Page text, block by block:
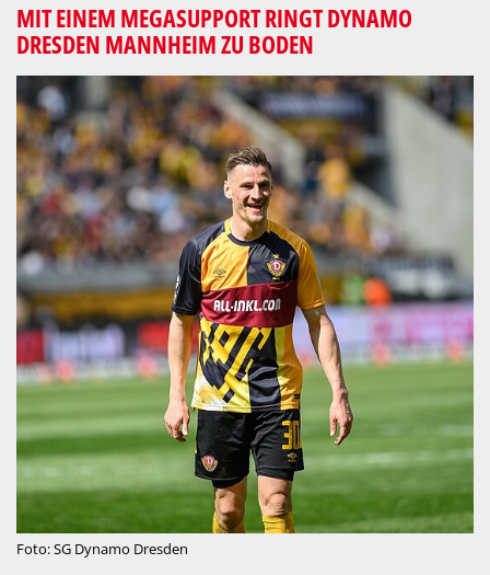
MIT EINEM MEGASUPPORT RINGT DYNAMO
DRESDEN MANNHEIM ZU BODEN
Foto: SG Dynamo Dresden